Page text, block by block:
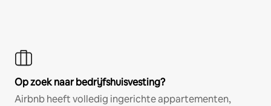
Op zoek naar bedrijfshuisvesting?
Airbnb heeft volledig ingerichte appartementen,